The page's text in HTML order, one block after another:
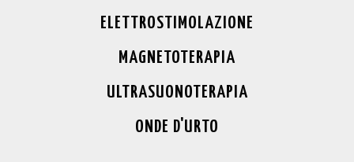
ELETTROSTIMOLAZIONE
MAGNETOTERAPIA
ULTRASUONOTERAPIA
ONDE D'URTO